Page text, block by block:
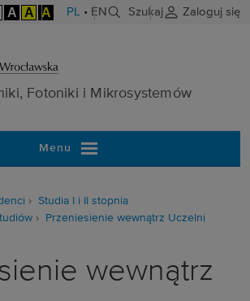
A A A PL • EN Szukaj Zaloguj się
Wydział
Fotoniki i Mikrosystemów
Menu
Studia I i II stopnia
Przeniesienie wewnątrz Uczelni
wewnątrz